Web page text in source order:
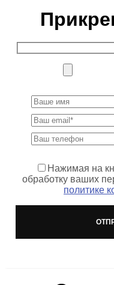
Нажимая на
обработку ваших
политике